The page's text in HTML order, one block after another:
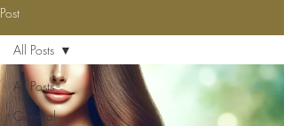
Post
All Posts
Général
All Posts